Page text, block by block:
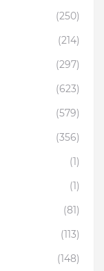
(250)
(214)
(297)
(623)
(579)
(356)
(1)
(1)
(81)
(113)
(148)